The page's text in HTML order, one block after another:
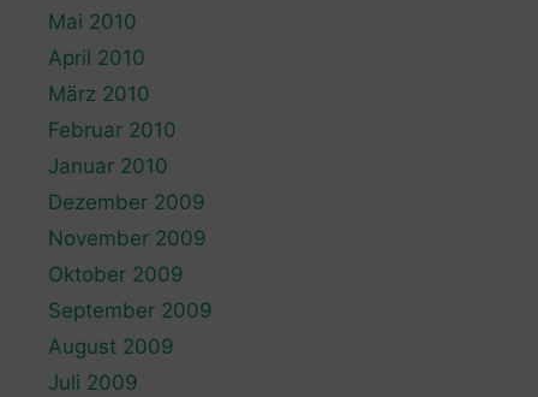
Mai 2010
April 2010
März 2010
Februar 2010
Januar 2010
Dezember 2009
November 2009
Oktober 2009
September 2009
August 2009
Juli 2009